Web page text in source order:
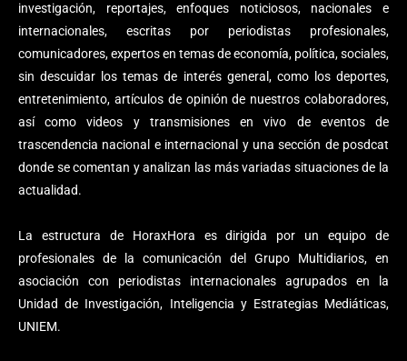
investigación, reportajes, enfoques noticiosos, nacionales e
internacionales, escritas por periodistas profesionales,
comunicadores, expertos en temas de economía, política, sociales,
sin descuidar los temas de interés general, como los deportes,
entretenimiento, artículos de opinión de nuestros colaboradores,
así como videos y transmisiones en vivo de eventos de
trascendencia nacional e internacional y una sección de posdcat
donde se comentan y analizan las más variadas situaciones de la
actualidad.
La estructura de HoraxHora es dirigida por un equipo de
profesionales de la comunicación del Grupo Multidiarios, en
asociación con periodistas internacionales agrupados en la
Unidad de Investigación, Inteligencia y Estrategias Mediáticas,
UNIEM.